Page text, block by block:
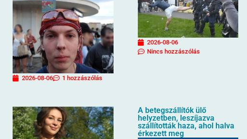
2026-08-06 1 hozzászólás
2026-08-06
Nincs hozzászólás
A betegszállítók ülő
helyzetben, leszíjazva
szállították haza, ahol halva
érkezett meg